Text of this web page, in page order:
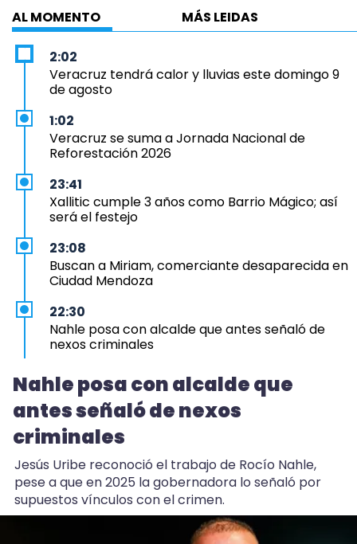
AL MOMENTO MÁS LEIDAS
2:02
Veracruz tendrá calor y lluvias este domingo 9
de agosto
1:02
Veracruz se suma a Jornada Nacional de
Reforestación 2026
23:41
Xallitic cumple 3 años como Barrio Mágico; así
será el festejo
23:08
Buscan a Miriam, comerciante desaparecida en
Ciudad Mendoza
22:30
Nahle posa con alcalde que antes señaló de
nexos criminales
22:13
Michis ya van al veterinario tanto como los
perros en Veracruz
20:30
Rezago en Veracruz: solo 44 municipios tienen
Atlas de Riesgo
18:07
Calor y falta de lluvia, detrás de peces muertos
Nahle posa con alcalde que
antes señaló de nexos
criminales
Jesús Uribe reconoció el trabajo de Rocío Nahle,
pese a que en 2025 la gobernadora lo señaló por
supuestos vínculos con el crimen.